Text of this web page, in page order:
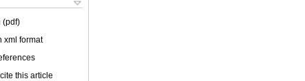
(pdf)
xml format
this article